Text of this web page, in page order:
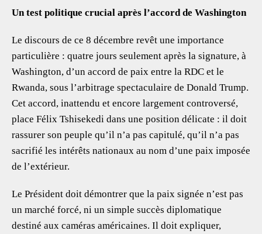
Un test politique crucial après l’accord de Washington
Le discours de ce 8 décembre revêt une importance
particulière : quatre jours seulement après la signature, à
Washington, d’un accord de paix entre la RDC et le
Rwanda, sous l’arbitrage spectaculaire de Donald Trump.
Cet accord, inattendu et encore largement controversé,
place Félix Tshisekedi dans une position délicate : il doit
rassurer son peuple qu’il n’a pas capitulé, qu’il n’a pas
sacrifié les intérêts nationaux au nom d’une paix imposée
de l’extérieur.
Le Président doit démontrer que la paix signée n’est pas
un marché forcé, ni un simple succès diplomatique
destiné aux caméras américaines. Il doit expliquer,